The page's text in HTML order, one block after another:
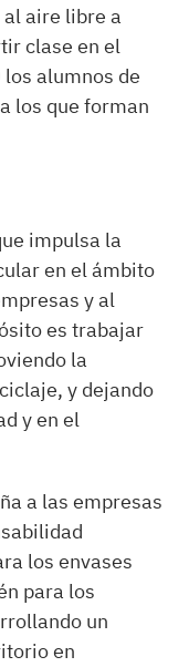
aire libre a
clase en el
alumnos de
los que forman
impulsa la
en el ámbito
y al
es trabajar
la
y dejando
y en el
a las empresas
los envases
para los
un
en